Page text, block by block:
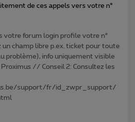
de ces appels vers votre n°
votre forum login profile votre n°
champ libre p.ex. ticket pour toute
problème), info uniquement visible
// Conseil 2: Consultez les
support/fr/id_zwpr_support/